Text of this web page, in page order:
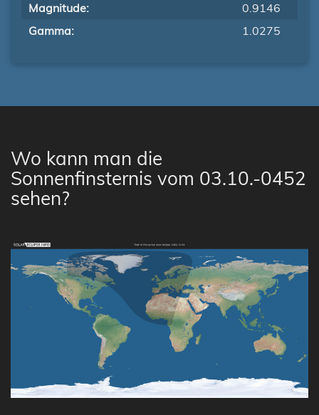
Magnitude:
0.9146
Gamma:
1.0275
Wo kann man die
Sonnenfinsternis vom 03.10.-0452
sehen?